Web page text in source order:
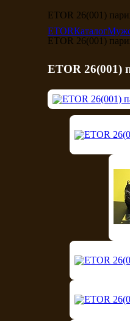
ETOR 26(001)
ETORКаталог
ETOR 26(001)
ETOR 26(001)